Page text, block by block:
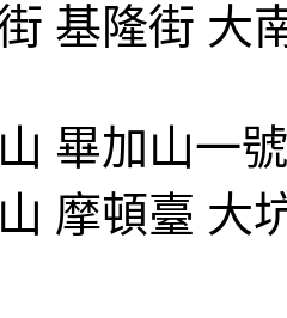
基隆街 大
畢加山一
摩頓臺 大